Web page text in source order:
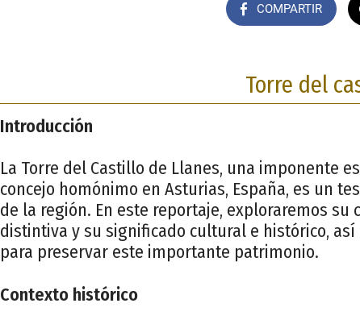
COMPARTIR
Torre del
Introducción
La Torre del Castillo de Llanes, una imponente
concejo homónimo en Asturias, España, es un
de la región. En este reportaje, exploraremos
distintiva y su significado cultural e histórico,
para preservar este importante patrimonio.
Contexto histórico